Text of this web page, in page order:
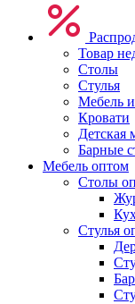
Товар
Столы
Стулья
Мебель
Кровати
Детская
Барные
Мебель оптом
Столы
Стулья